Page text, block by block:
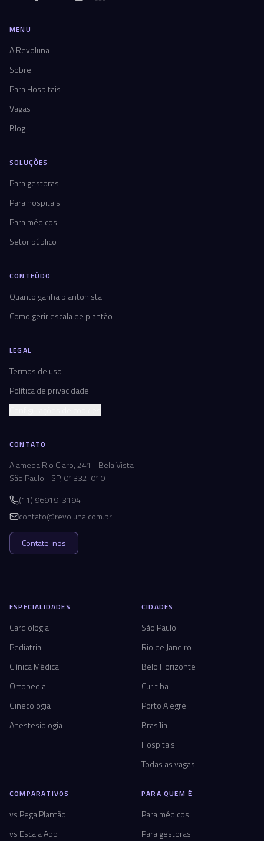
MENU
A Revoluna
Sobre
Para Hospitais
Vagas
Blog
SOLUÇÕES
Para gestoras
Para hospitais
Para médicos
Setor público
CONTEÚDO
Quanto ganha plantonista
Como gerir escala de plantão
LEGAL
Termos de uso
Política de privacidade
CONTATO
Alameda Rio Claro, 241 - Bela Vista
São Paulo - SP, 01332-010
(11) 96919-3194
contato@revoluna.com.br
Contate-nos
ESPECIALIDADES
Cardiologia
Pediatria
Clínica Médica
Ortopedia
Ginecologia
Anestesiologia
CIDADES
São Paulo
Rio de Janeiro
Belo Horizonte
Curitiba
Porto Alegre
Brasília
Hospitais
Todas as vagas
COMPARATIVOS
vs Pega Plantão
vs Escala App
PARA QUEM É
Para médicos
Para gestoras